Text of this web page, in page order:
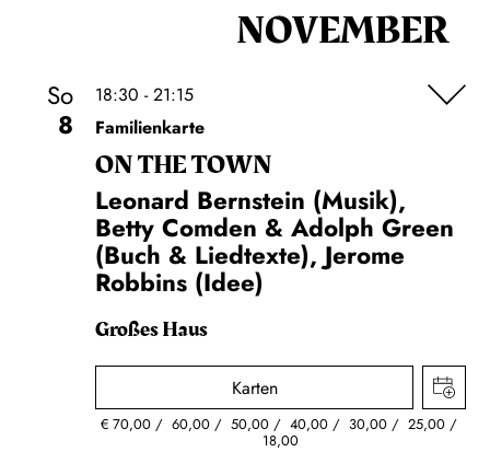
NOVEMBER
So
8
18:30 - 21:15
Familienkarte
ON THE TOWN
Leonard Bernstein (Musik),
Betty Comden & Adolph Green
(Buch & Liedtexte), Jerome
Robbins (Idee)
Großes Haus
Karten
€ 70,00 60,00 50,00 40,00 30,00 25,00
18,00